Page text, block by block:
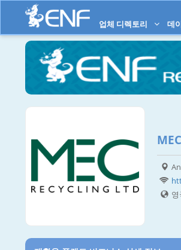
업체 디렉토리 데
영